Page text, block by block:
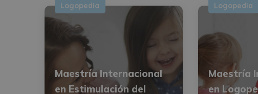
Logopedia
Maestría Internacional
en Estimulación del
Logopedia
Maestría
en